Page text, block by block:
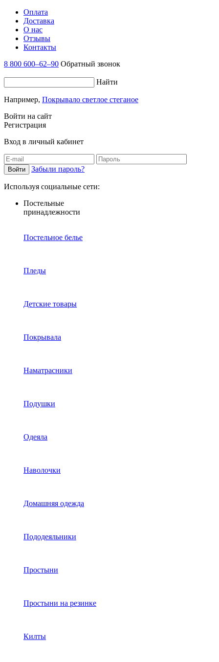
Оплата
Доставка
О нас
Отзывы
Контакты
8 800 600–62–90 Обратный звонок
Найти
Например, Покрывало светлое стеганое
Войти на сайт
Регистрация
Вход в личный кабинет
Забыли пароль?
Используя социальные сети:
Постельные
принадлежности
Постельное белье
Пледы
Детские товары
Покрывала
Наматрасники
Подушки
Одеяла
Наволочки
Домашняя одежда
Пододеяльники
Простыни
Простыни на резинке
Килты